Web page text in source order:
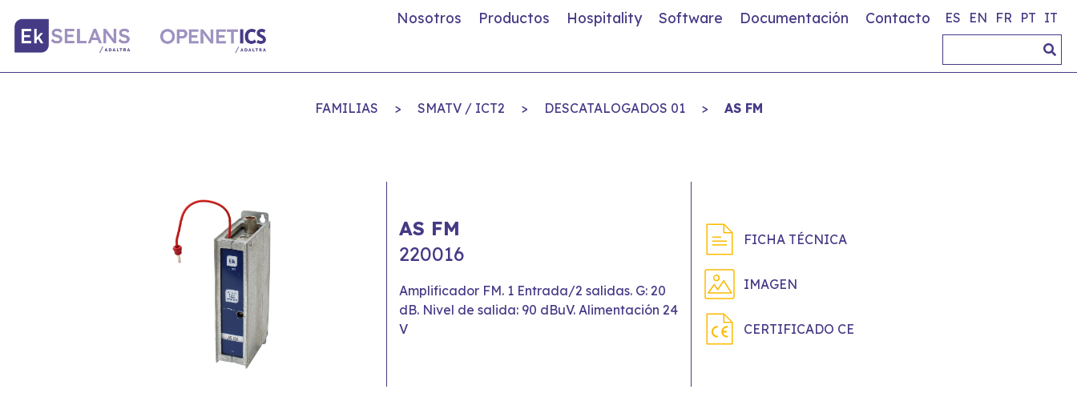
Nosotros Productos Hospitality Software Documentación Contacto ES EN FR PT IT
FAMILIAS > SMATV / ICT2 > DESCATALOGADOS 01 > AS FM
AS FM
220016
Amplificador FM. 1 Entrada/2 salidas. G: 20
dB. Nivel de salida: 90 dBuV. Alimentación 24
V
FICHA TÉCNICA
IMAGEN
CERTIFICADO CE